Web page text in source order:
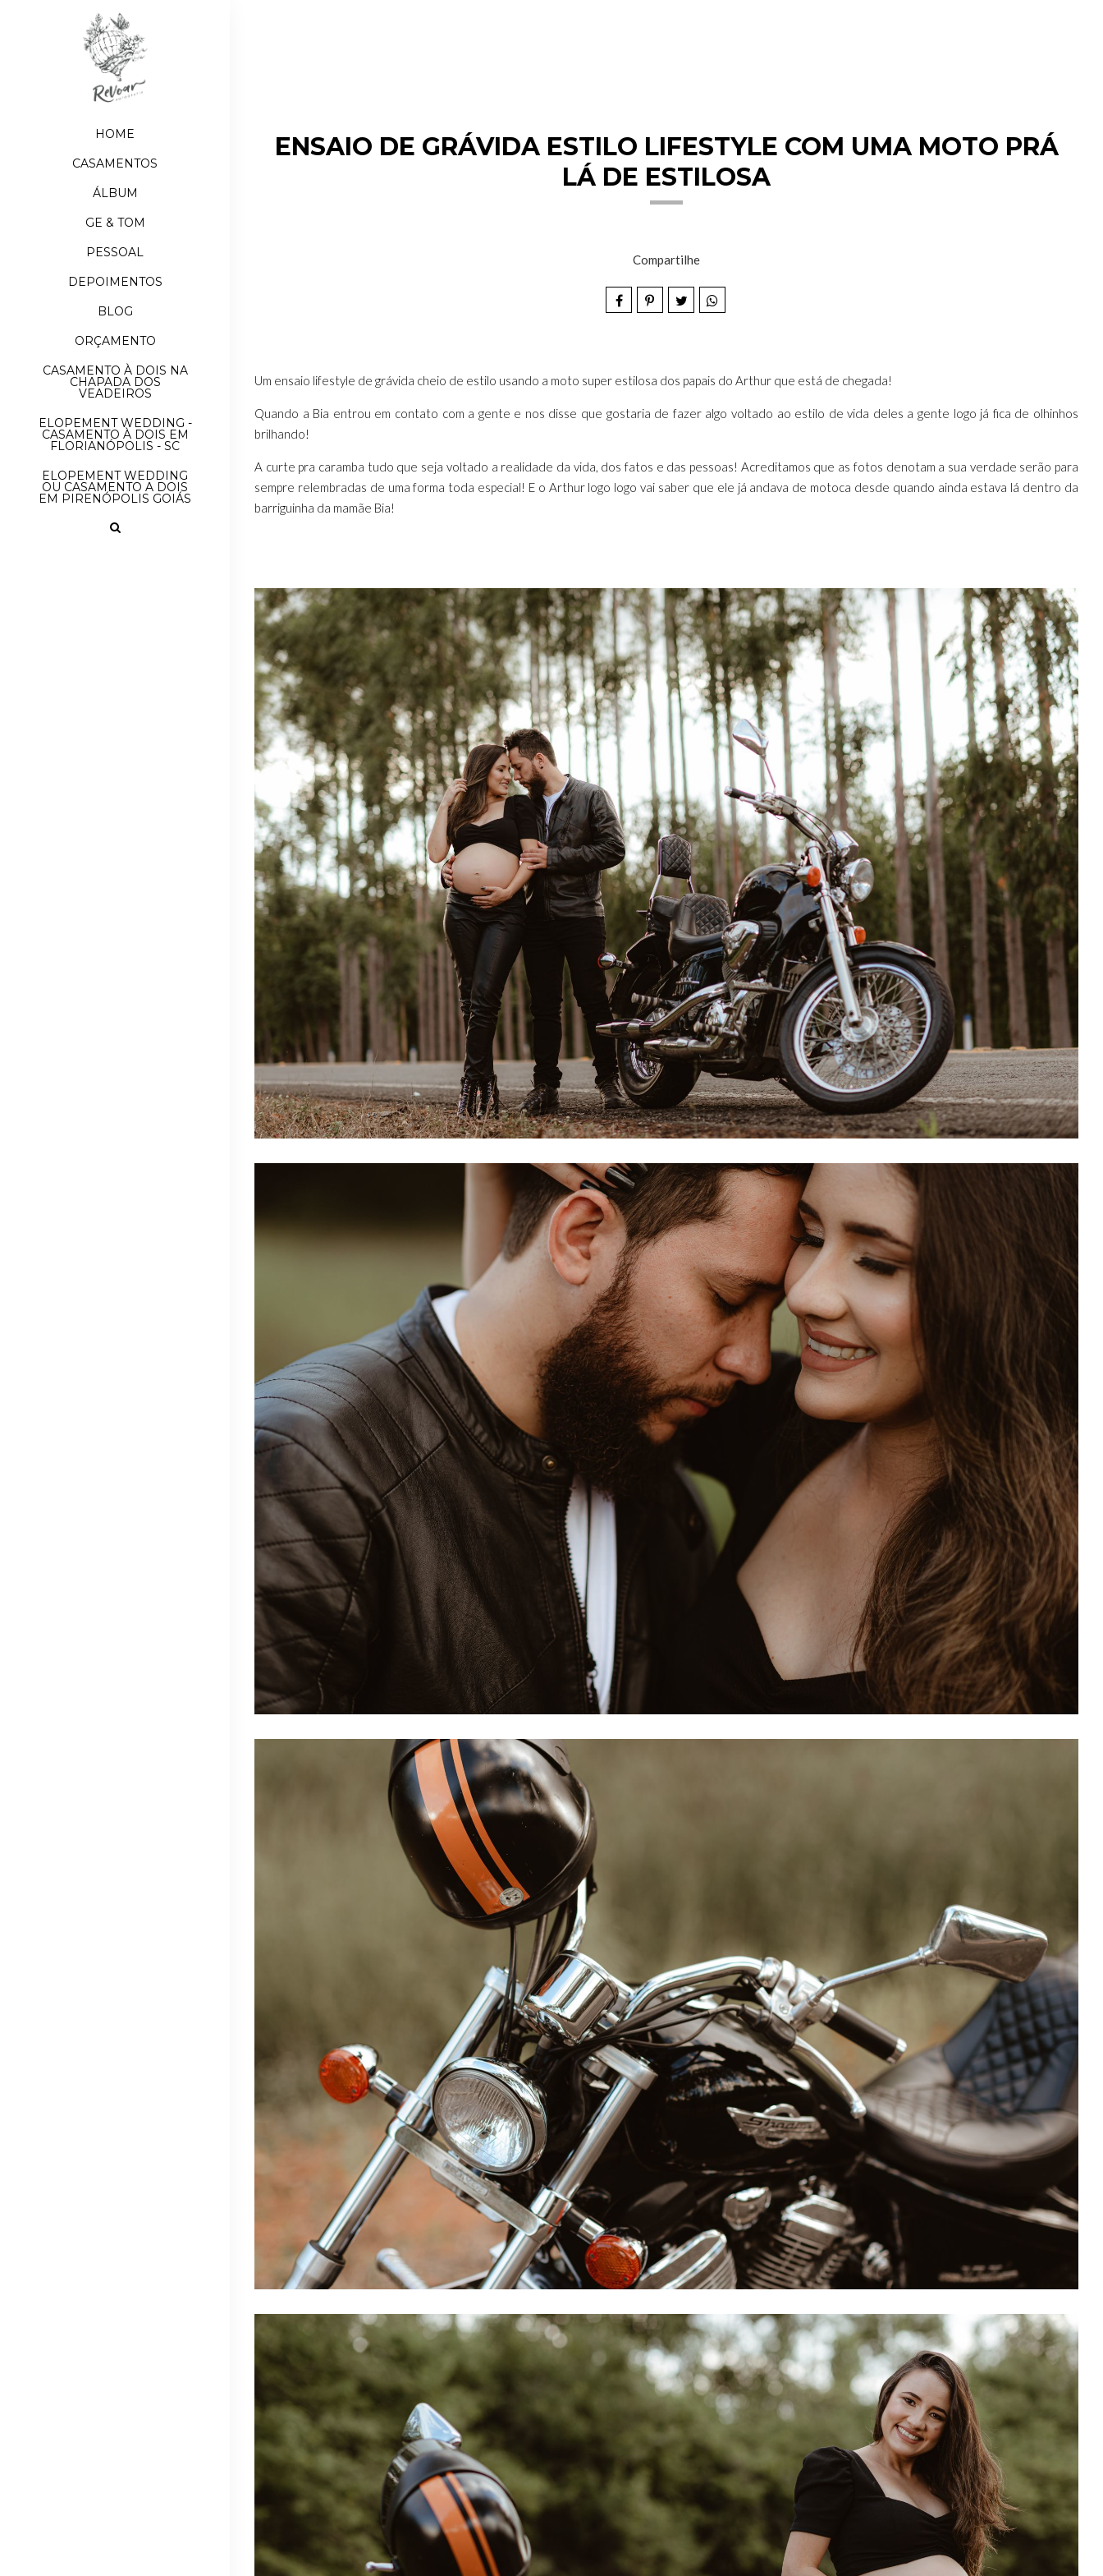
HOME
CASAMENTOS
ÁLBUM
GE & TOM
PESSOAL
DEPOIMENTOS
BLOG
ORÇAMENTO
CASAMENTO À DOIS NA
CHAPADA DOS
VEADEIROS
ELOPEMENT WEDDING -
CASAMENTO À DOIS EM
FLORIANÓPOLIS - SC
ELOPEMENT WEDDING
OU CASAMENTO A DOIS
EM PIRENÓPOLIS GOIÁS
ENSAIO DE GRÁVIDA ESTILO LIFESTYLE COM UMA MOTO PRÁ
LÁ DE ESTILOSA
Compartilhe
Um ensaio lifestyle de grávida cheio de estilo usando a moto super estilosa dos papais do Arthur que está de chegada!
Quando a Bia entrou em contato com a gente e nos disse que gostaria de fazer algo voltado ao estilo de vida deles a gente logo já fica de olhinhos
brilhando!
A curte pra caramba tudo que seja voltado a realidade da vida, dos fatos e das pessoas! Acreditamos que as fotos denotam a sua verdade serão para
sempre relembradas de uma forma toda especial! E o Arthur logo logo vai saber que ele já andava de motoca desde quando ainda estava lá dentro da
barriguinha da mamãe Bia!